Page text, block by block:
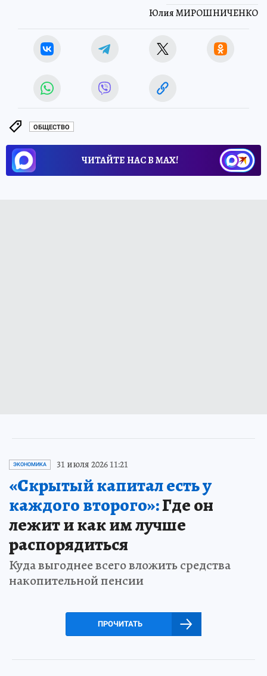
Юлия МИРОШНИЧЕНКО
ОБЩЕСТВО
ЧИТАЙТЕ НАС В МАХ!
ЭКОНОМИКА 31 июля 2026 11:21
«Скрытый капитал есть у
каждого второго»:Где он
лежит и как им лучше
распорядиться
Куда выгоднее всего вложить средства
накопительной пенсии
ПРОЧИТАТЬ